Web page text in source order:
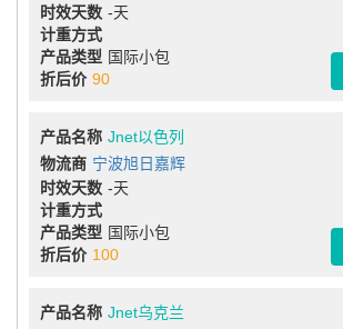
时效天数 -天
计重方式
产品类型 国际小包
折后价 90
产品名称 Jnet以色列
物流商 宁波旭日嘉辉
时效天数 -天
计重方式
产品类型 国际小包
折后价 100
产品名称 Jnet乌克兰